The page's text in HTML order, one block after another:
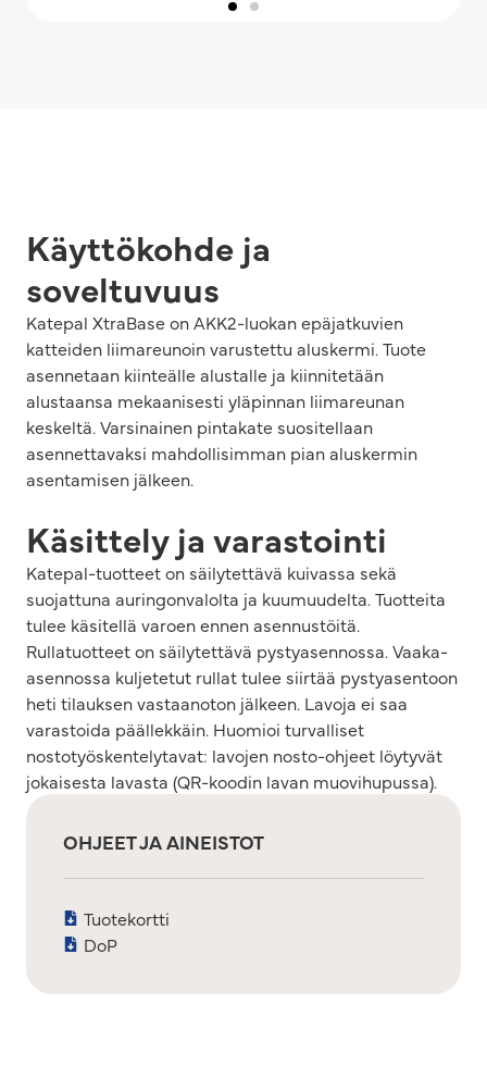
OHJEET JA AINEISTOT
Tuotekortti
DoP
Käyttökohde ja
soveltuvuus
Katepal XtraBase on AKK2-luokan epäjatkuvien
katteiden liimareunoin varustettu aluskermi. Tuote
asennetaan kiinteälle alustalle ja kiinnitetään
alustaansa mekaanisesti yläpinnan liimareunan
keskeltä. Varsinainen pintakate suositellaan
asennettavaksi mahdollisimman pian aluskermin
asentamisen jälkeen.
Käsittely ja varastointi
Katepal-tuotteet on säilytettävä kuivassa sekä
suojattuna auringonvalolta ja kuumuudelta. Tuotteita
tulee käsitellä varoen ennen asennustöitä.
Rullatuotteet on säilytettävä pystyasennossa. Vaaka-
asennossa kuljetetut rullat tulee siirtää pystyasentoon
heti tilauksen vastaanoton jälkeen. Lavoja ei saa
varastoida päällekkäin. Huomioi turvalliset
nostotyöskentelytavat: lavojen nosto-ohjeet löytyvät
jokaisesta lavasta (QR-koodin lavan muovihupussa).